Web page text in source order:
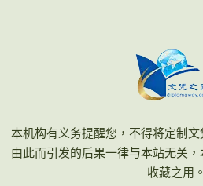
本机构有义务提醒您，不得将定制
由此而引发的后果一律与本站无关
收藏之用。